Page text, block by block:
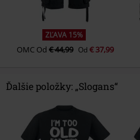
ZĽAVA 15%
OMC Od€ 44,99 Od€ 37,99
Ďalšie položky: „Slogans“